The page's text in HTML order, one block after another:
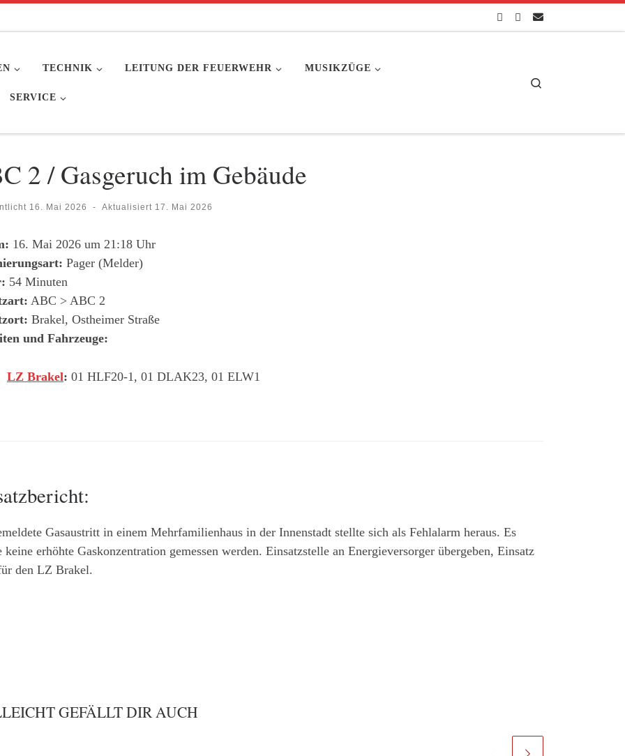
TECHNIK LEITUNG DER FEUERWEHR MUSIKZÜGE
SERVICE
2 / Gasgeruch im Gebäude
16. Mai 2026 - Aktualisiert 17. Mai 2026
16. Mai 2026 um 21:18 Uhr
Pager (Melder)
54 Minuten
ABC > ABC 2
Brakel, Ostheimer Straße
und Fahrzeuge:
LZ Brakel: 01 HLF20-1, 01 DLAK23, 01 ELW1
Gasaustritt in einem Mehrfamilienhaus in der Innenstadt stellte sich als Fehlalarm heraus. Es
keine erhöhte Gaskonzentration gemessen werden. Einsatzstelle an Energieversorger übergeben, Einsatz
den LZ Brakel.
GEFÄLLT DIR AUCH